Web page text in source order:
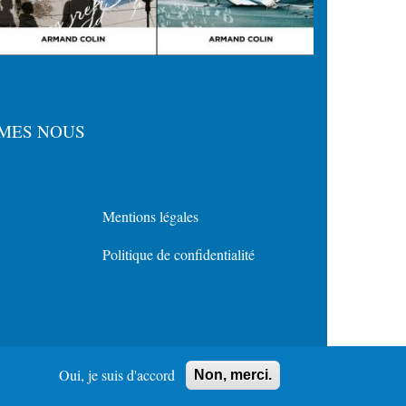
NOUS
Menu
Policy
Mentions légales
Politique de confidentialité
Oui, je suis d'accord Non, merci.